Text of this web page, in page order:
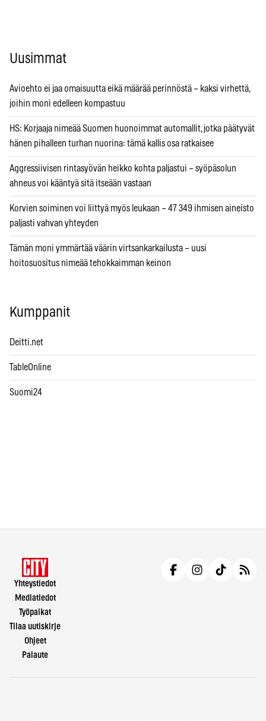
Uusimmat
Avioehto ei jaa omaisuutta eikä määrää perinnöstä – kaksi virhettä,
joihin moni edelleen kompastuu
HS: Korjaaja nimeää Suomen huonoimmat automallit, jotka päätyvät
hänen pihalleen turhan nuorina: tämä kallis osa ratkaisee
Aggressiivisen rintasyövän heikko kohta paljastui – syöpäsolun
ahneus voi kääntyä sitä itseään vastaan
Korvien soiminen voi liittyä myös leukaan – 47 349 ihmisen aineisto
paljasti vahvan yhteyden
Tämän moni ymmärtää väärin virtsankarkailusta – uusi
hoitosuositus nimeää tehokkaimman keinon
Kumppanit
Deitti.net
TableOnline
Suomi24
Yhteystiedot
Mediatiedot
Työpaikat
Tilaa uutiskirje
Ohjeet
Palaute